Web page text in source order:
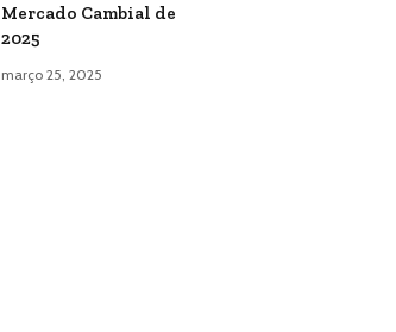
Mercado Cambial de
2025
março 25, 2025